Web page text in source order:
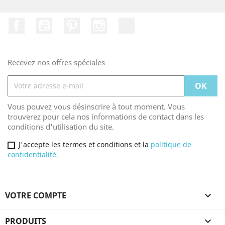
Recevez nos offres spéciales
Vous pouvez vous désinscrire à tout moment. Vous
trouverez pour cela nos informations de contact dans les
conditions d'utilisation du site.
J'accepte les termes et conditions et la politique de
confidentialité.
VOTRE COMPTE 
PRODUITS 